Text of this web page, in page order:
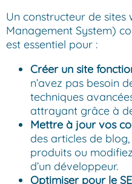
Un constructeur de sites
Management System)
est essentiel pour :
Créer un site
n’avez pas besoin
techniques
attrayant grâce à
Mettre à jour vos
des articles de
produits ou
d’un développeur.
Optimiser pour le